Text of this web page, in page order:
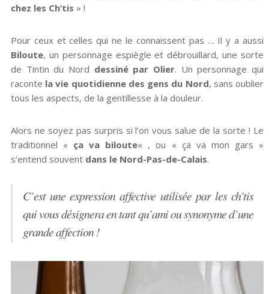
chez les Ch’tis » !
Pour ceux et celles qui ne le connaissent pas … Il y a aussi
Biloute, un personnage espiègle et débrouillard, une sorte
de Tintin du Nord dessiné par Olier. Un personnage qui
raconte la vie quotidienne des gens du Nord, sans oublier
tous les aspects, de la gentillesse à la douleur.
Alors ne soyez pas surpris si l’on vous salue de la sorte ! Le
traditionnel « ça va biloute« , ou « ça va mon gars »
s’entend souvent dans le Nord-Pas-de-Calais.
C’est une expression affective utilisée par les ch’tis
qui vous désignera en tant qu’ami ou synonyme d’une
grande affection !